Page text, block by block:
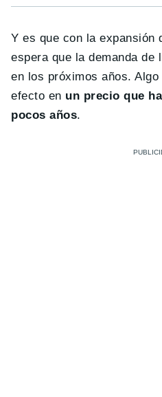
Y es que con la expansión
espera que la demanda de
en los próximos años.
efecto en un precio que
pocos años.